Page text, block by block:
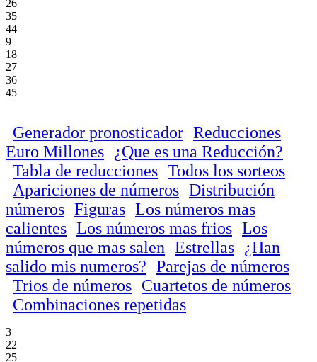
26
35
44
9
18
27
36
45
Generador pronosticador Reducciones
Euro Millones
¿Que es una Reducción?
Tabla de reducciones Todos los sorteos
Apariciones de números Distribución
números Figuras Los números mas
calientes Los números mas frios Los
números que mas salen Estrellas
¿Han
salido mis numeros? Parejas de números
Trios de números Cuartetos de números
Combinaciones repetidas
3
22
25